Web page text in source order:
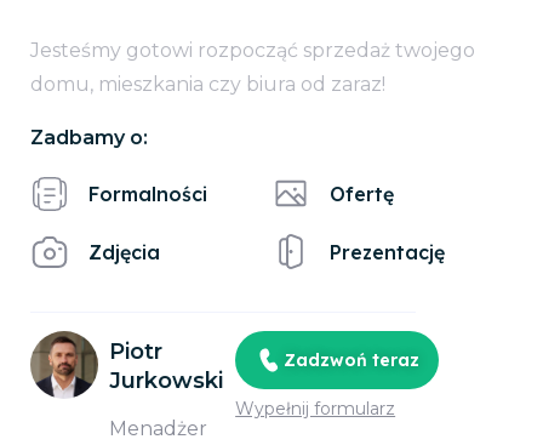
Jesteśmy gotowi rozpocząć sprzedaż twojego
domu, mieszkania czy biura od zaraz!
Zadbamy o:
Formalności
Zdjęcia
Ofertę
Prezentację
Piotr
Jurkowski
Menadżer
Zadzwoń teraz
Wypełnij formularz